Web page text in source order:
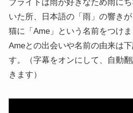
ブライトは雨が好きなため雨に
いた所、日本語の「雨」の響き
猫に「Ame」という名前をつけま
Ameとの出会いや名前の由来は
す。（字幕をオンにして、自動
きます）